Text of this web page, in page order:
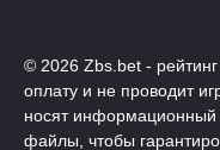
© 2026 Zbs.bet -
оплату и не проводит
носят информационный
файлы, чтобы